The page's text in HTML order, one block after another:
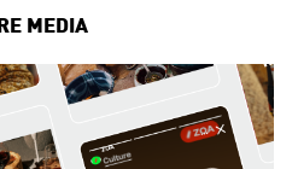
MEDIA